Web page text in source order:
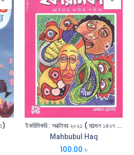
ইকরিমিকরি : অক্টোবর ২০২১ ( ফাল্গুন ১৪২৭ - আশ্বিন ১৪২৮ )
Mahbubul Haq
100.00 ৳